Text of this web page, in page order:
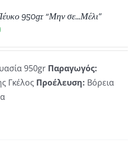
950gr “Μην σε…Μέλι”
950gr Παραγωγός:
Γκέλος Προέλευση: Βόρεια